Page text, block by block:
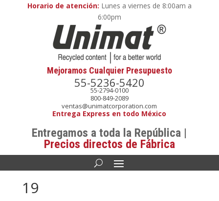
Horario de atención: Lunes a viernes de 8:00am a
6:00pm
Mejoramos Cualquier Presupuesto
55-5236-5420
55-2794-0100
800-849-2089
ventas@unimatcorporation.com
Entrega Express en todo México
Entregamos a toda la República |
Precios directos de Fábrica
19